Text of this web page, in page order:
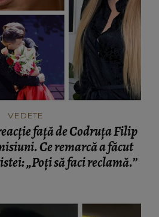
VEDETE
față de Codruța Filip
Ce remarcă a făcut
„Poți să faci reclamă.”